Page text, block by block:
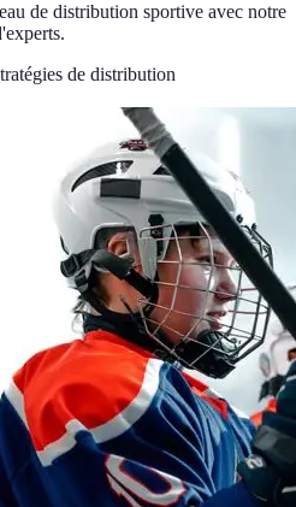
de distribution sportive avec notre
de distribution